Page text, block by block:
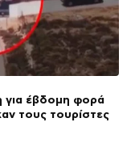
για έβδομη φορά
τους τουρίστες